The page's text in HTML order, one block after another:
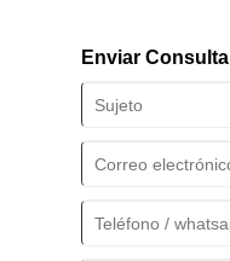
Enviar Consulta